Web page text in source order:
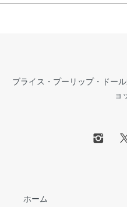
ブライス・プーリップ・ドー
ョ
ホーム